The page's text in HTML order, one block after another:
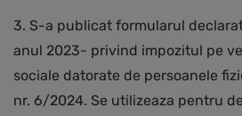
3. S-a publicat formularul
anul 2023- privind impozitul pe
sociale datorate de persoanele
nr. 6/2024. Se utilizeaza pentru